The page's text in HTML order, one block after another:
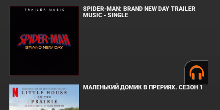
SPIDER-MAN: BRAND NEW DAY TRAILER
MUSIC - SINGLE
МАЛЕНЬКИЙ ДОМИК В ПРЕРИЯХ. СЕЗОН 1